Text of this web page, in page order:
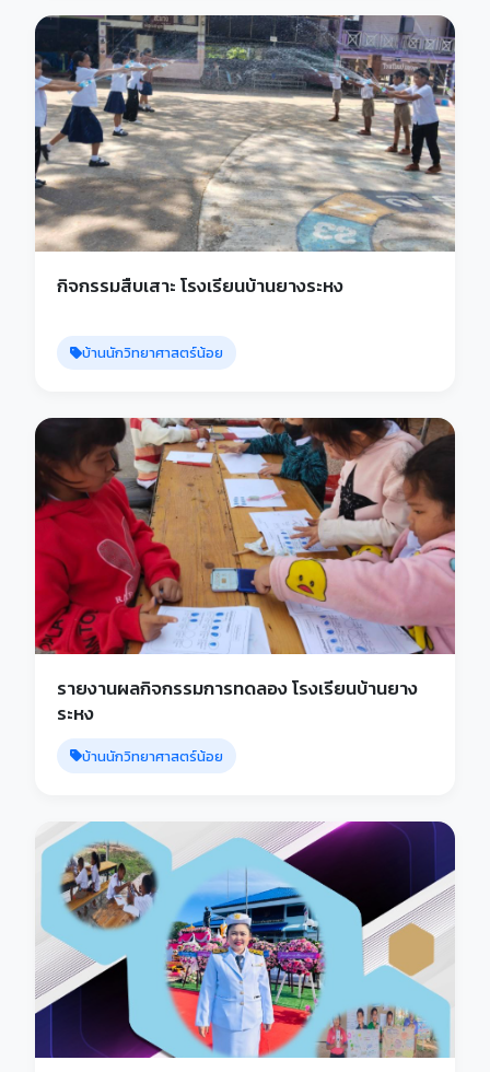
กิจกรรมสืบเสาะ โรงเรียนบ้านยางระหง
บ้านนักวิทยาศาสตร์น้อย
รายงานผลกิจกรรมการทดลอง โรงเรียนบ้านยาง
ระหง
บ้านนักวิทยาศาสตร์น้อย